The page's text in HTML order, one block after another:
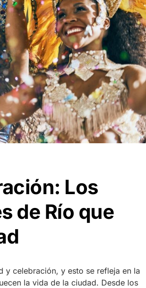
Los
de Río que
y celebración, y esto se refleja en la
la vida de la ciudad. Desde los